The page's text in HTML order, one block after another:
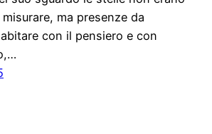
ma presenze da
con il pensiero e con